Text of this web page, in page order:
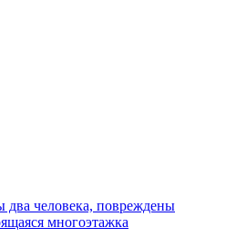
человека, повреждены
многоэтажка